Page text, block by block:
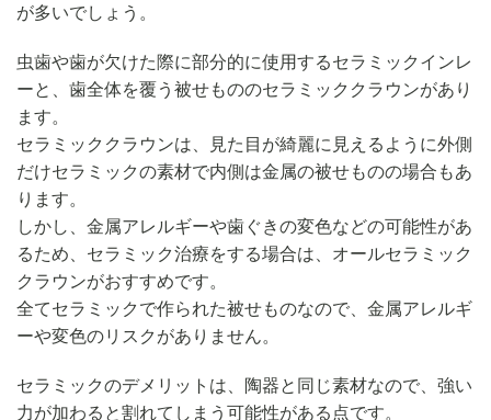
が多いでしょう。
虫歯や歯が欠けた際に部分的に使用するセラミックインレ
ーと、歯全体を覆う被せもののセラミッククラウンがあり
ます。
セラミッククラウンは、見た目が綺麗に見えるように外側
だけセラミックの素材で内側は金属の被せものの場合もあ
ります。
しかし、金属アレルギーや歯ぐきの変色などの可能性があ
るため、セラミック治療をする場合は、オールセラミック
クラウンがおすすめです。
全てセラミックで作られた被せものなので、金属アレルギ
ーや変色のリスクがありません。
セラミックのデメリットは、陶器と同じ素材なので、強い
力が加わると割れてしまう可能性がある点です。